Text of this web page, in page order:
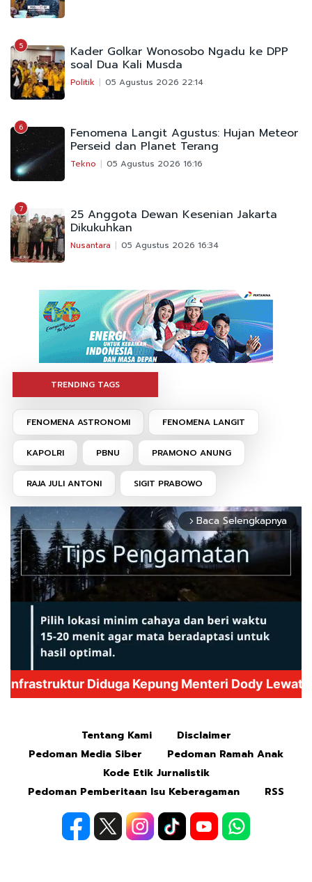
5 Kader Golkar Wonosobo Ngadu ke DPP
soal Dua Kali Musda
Politik 05 Agustus 2026 22:14
6 Fenomena Langit Agustus: Hujan Meteor
Perseid dan Planet Terang
Tekno 05 Agustus 2026 16:16
7 25 Anggota Dewan Kesenian Jakarta
Dikukuhkan
Nusantara 05 Agustus 2026 16:34
TRENDING TAGS
FENOMENA ASTRONOMI FENOMENA LANGIT
KAPOLRI PBNU PRAMONO ANUNG
RAJA JULI ANTONI SIGIT PRABOWO
arrow_forward_ios Baca Selengkapnya
Tentang Kami
Disclaimer
Pedoman Media Siber
Pedoman Ramah Anak
Kode Etik Jurnalistik
Pedoman Pemberitaan Isu Keberagaman
RSS